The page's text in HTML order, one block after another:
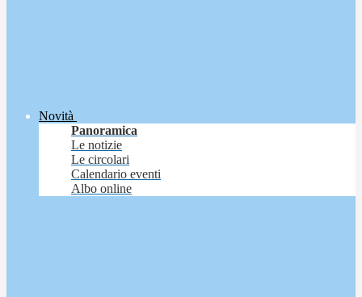
Novità
Panoramica
Le notizie
Le circolari
Calendario eventi
Albo online